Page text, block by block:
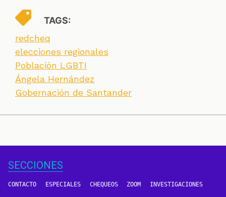
TAGS:
redcheq
elecciones regionales
Población LGBTI
Ángela Hernández
Gobernación de Santander
SECCIONES
CONTACTO ESPECIALES CHEQUEOS ZOOM INVESTIGACIONES